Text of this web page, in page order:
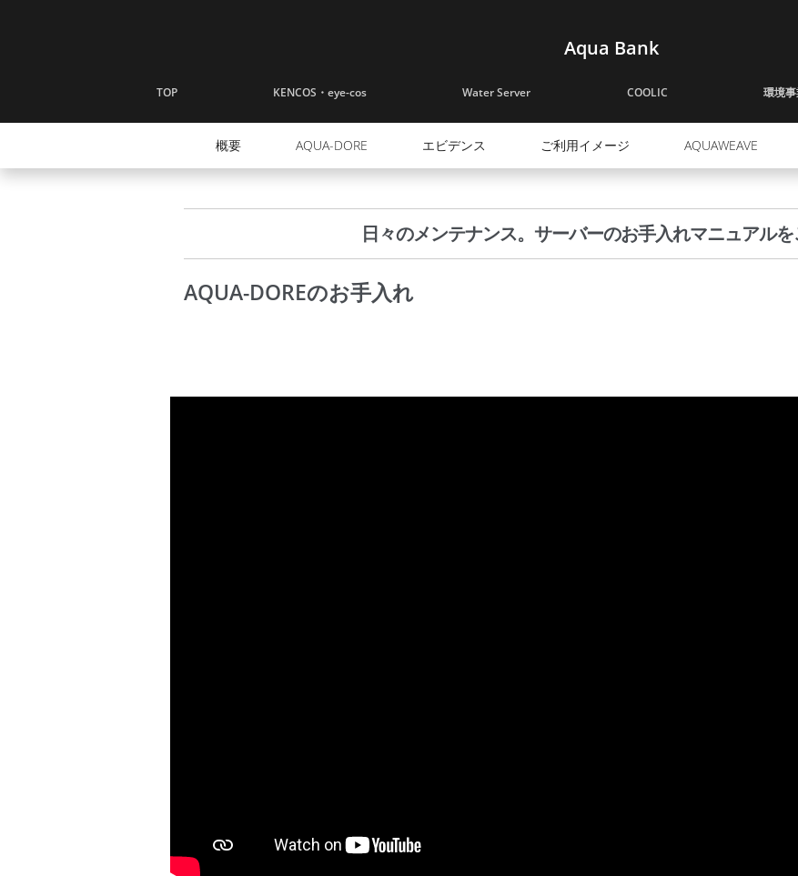
Aqua Bank
TOP KENCOS・eye-cos Water Server COOLIC 環境
概要 AQUA-DORE エビデンス ご利用イメージ AQUAWEAVE
日々のメンテナンス。サーバーのお手入れマニュアルを
AQUA-DOREのお手入れ